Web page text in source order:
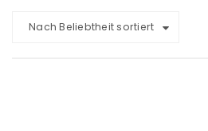
Nach Beliebtheit sortiert